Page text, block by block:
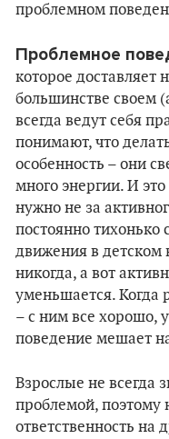
проблемном
Проблемное
которое
большинстве своем
всегда ведут себя
понимают, что
особенность – они
много энергии. И
нужно не за
постоянно тихонько
движения в детском
никогда, а вот
уменьшается. Когда
– с ним все хорошо,
поведение мешает
Взрослые не всегда
проблемой, поэтому
ответственность на